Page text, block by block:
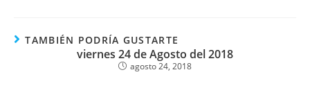
TAMBIÉN PODRÍA GUSTARTE
viernes 24 de Agosto del 2018
agosto 24, 2018